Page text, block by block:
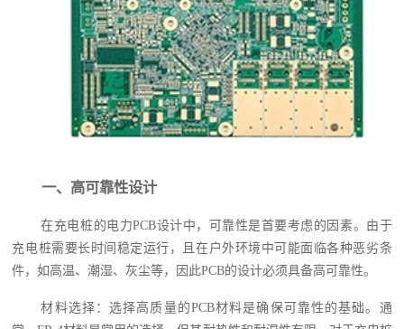
一、高可靠性设计
在充电桩的电力PCB设计中，可靠性是首要考虑的因素。由于
充电桩需要长时间稳定运行，且在户外环境中可能面临各种恶劣条
件，如高温、潮湿、灰尘等，因此PCB的设计必须具备高可靠性。
材料选择：选择高质量的PCB材料是确保可靠性的基础。通